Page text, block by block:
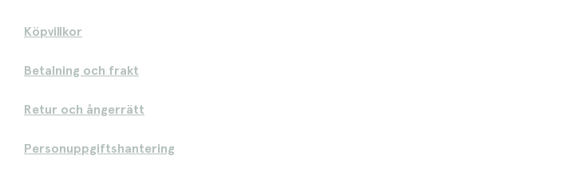
Köpvillkor
Betalning och frakt
Retur och ångerrätt
Personuppgiftshantering